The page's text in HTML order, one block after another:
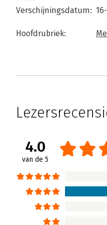
Verschijningsdatum:
Hoofdrubriek:
4.0
van de 5